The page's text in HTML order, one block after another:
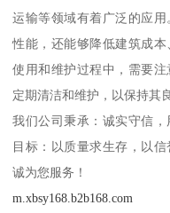
运输等领域有着广泛的应
性能，还能够降低建筑成
使用和维护过程中，需要注
定期清洁和维护，以保持其
我们公司秉承：诚实守信
目标：以质量求生存，以
诚为您服务！
m.xbsy168.b2b168.com